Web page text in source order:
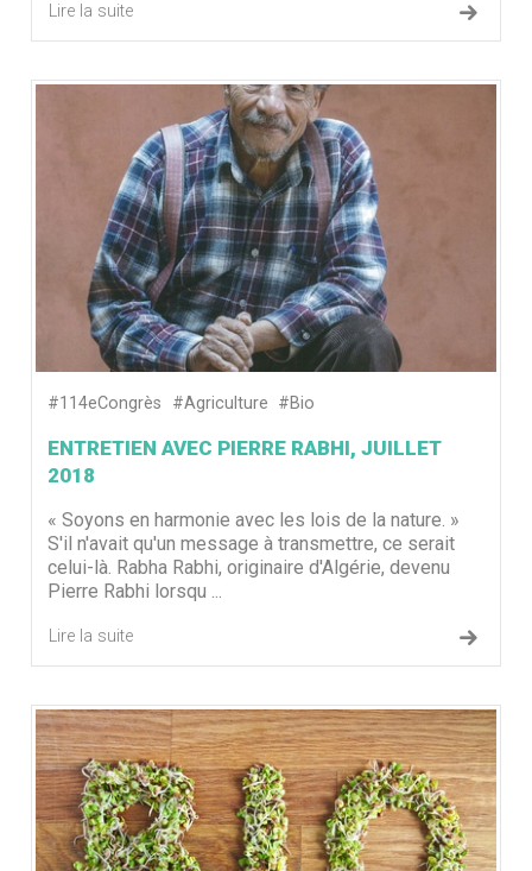
Lire la suite
#114eCongrès #Agriculture #Bio
ENTRETIEN AVEC PIERRE RABHI, JUILLET
2018
« Soyons en harmonie avec les lois de la nature. »
S'il n'avait qu'un message à transmettre, ce serait
celui-là. Rabha Rabhi, originaire d'Algérie, devenu
Pierre Rabhi lorsqu ...
Lire la suite